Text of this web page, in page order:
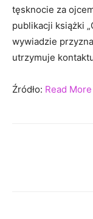
tęsknocie za
publikacji książki
wywiadzie
utrzymuje
Źródło: Read More